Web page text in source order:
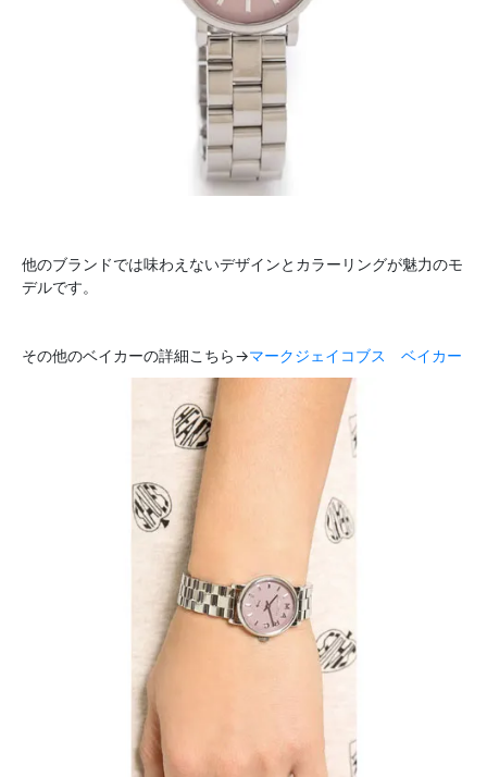
他のブランドでは味わえないデザインとカラーリングが魅力のモ
デルです。
その他のベイカーの詳細こちら→マークジェイコブス ベイカー